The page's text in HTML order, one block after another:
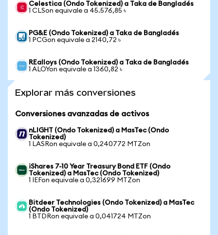
Celestica (Ondo Tokenized) a Taka de Bangladés
1 CLSon equivale a 45.576,85 ৳
PG&E (Ondo Tokenized) a Taka de Bangladés
1 PCGon equivale a 2140,72 ৳
REalloys (Ondo Tokenized) a Taka de Bangladés
1 ALOYon equivale a 1360,82 ৳
Explorar más conversiones
Conversiones avanzadas de activos
nLIGHT (Ondo Tokenized) a MasTec (Ondo
Tokenized)
1 LASRon equivale a 0,240772 MTZon
iShares 7-10 Year Treasury Bond ETF (Ondo
Tokenized) a MasTec (Ondo Tokenized)
1 IEFon equivale a 0,321699 MTZon
Bitdeer Technologies (Ondo Tokenized) a MasTec
(Ondo Tokenized)
1 BTDRon equivale a 0,041724 MTZon